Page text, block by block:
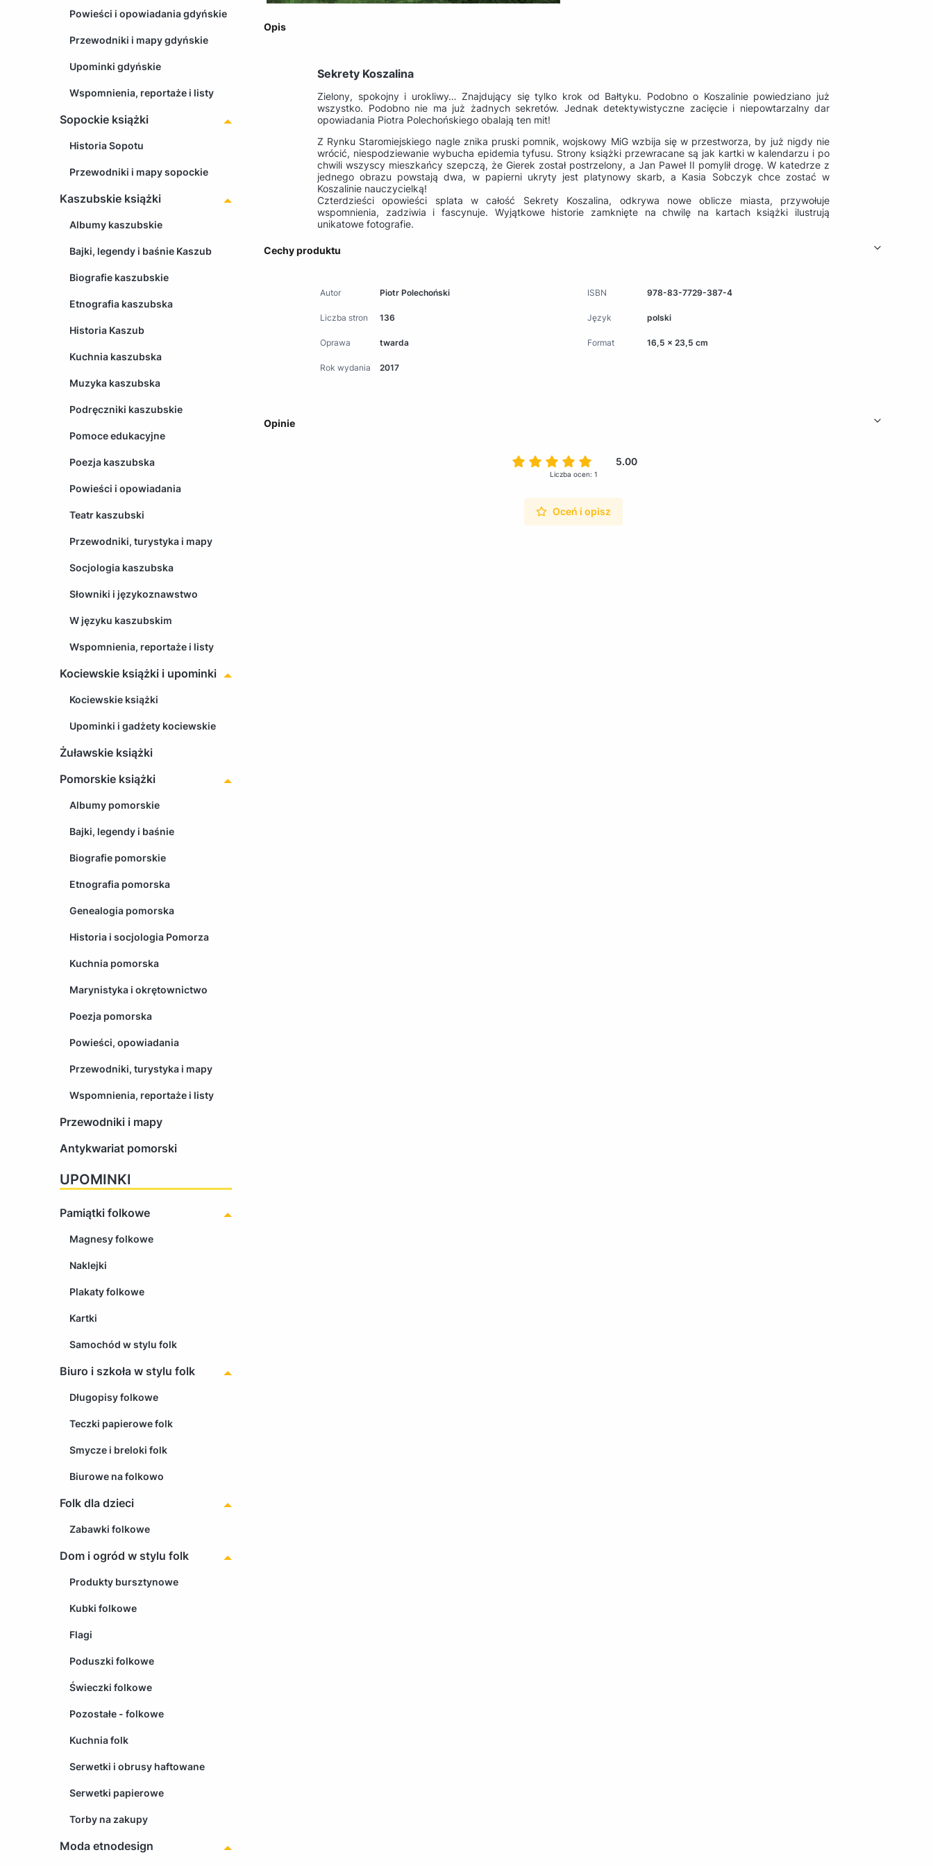
Powieści i opowiadania gdyńskie
Przewodniki i mapy gdyńskie
Upominki gdyńskie
Wspomnienia, reportaże i listy
Sopockie książki
Historia Sopotu
Przewodniki i mapy sopockie
Kaszubskie książki
Albumy kaszubskie
Bajki, legendy i baśnie Kaszub
Biografie kaszubskie
Etnografia kaszubska
Historia Kaszub
Kuchnia kaszubska
Muzyka kaszubska
Podręczniki kaszubskie
Pomoce edukacyjne
Poezja kaszubska
Powieści i opowiadania
Teatr kaszubski
Przewodniki, turystyka i mapy
Socjologia kaszubska
Słowniki i językoznawstwo
W języku kaszubskim
Wspomnienia, reportaże i listy
Kociewskie książki i upominki
Kociewskie książki
Upominki i gadżety kociewskie
Żuławskie książki
Pomorskie książki
Albumy pomorskie
Bajki, legendy i baśnie
Biografie pomorskie
Etnografia pomorska
Genealogia pomorska
Historia i socjologia Pomorza
Kuchnia pomorska
Marynistyka i okrętownictwo
Poezja pomorska
Powieści, opowiadania
Przewodniki, turystyka i mapy
Wspomnienia, reportaże i listy
Przewodniki i mapy
Antykwariat pomorski
UPOMINKI
Pamiątki folkowe
Magnesy folkowe
Naklejki
Plakaty folkowe
Kartki
Samochód w stylu folk
Biuro i szkoła w stylu folk
Długopisy folkowe
Teczki papierowe folk
Smycze i breloki folk
Biurowe na folkowo
Folk dla dzieci
Zabawki folkowe
Dom i ogród w stylu folk
Produkty bursztynowe
Kubki folkowe
Flagi
Poduszki folkowe
Świeczki folkowe
Pozostałe - folkowe
Kuchnia folk
Serwetki i obrusy haftowane
Serwetki papierowe
Torby na zakupy
Moda etnodesign
Opis
Sekrety Koszalina
Zielony, spokojny i urokliwy… Znajdujący się tylko krok od Bałtyku. Podobno o Koszalinie powiedziano już
wszystko. Podobno nie ma już żadnych sekretów. Jednak detektywistyczne zacięcie i niepowtarzalny dar
opowiadania Piotra Polechońskiego obalają ten mit!
Z Rynku Staromiejskiego nagle znika pruski pomnik, wojskowy MiG wzbija się w przestworza, by już nigdy nie
wrócić, niespodziewanie wybucha epidemia tyfusu. Strony książki przewracane są jak kartki w kalendarzu i po
chwili wszyscy mieszkańcy szepczą, że Gierek został postrzelony, a Jan Paweł II pomylił drogę. W katedrze z
jednego obrazu powstają dwa, w papierni ukryty jest platynowy skarb, a Kasia Sobczyk chce zostać w
Koszalinie nauczycielką!
Czterdzieści opowieści splata w całość Sekrety Koszalina, odkrywa nowe oblicze miasta, przywołuje
wspomnienia, zadziwia i fascynuje. Wyjątkowe historie zamknięte na chwilę na kartach książki ilustrują
unikatowe fotografie.
Cechy produktu
Autor Piotr Polechoński ISBN 978-83-7729-387-4
Liczba stron 136 Język polski
Oprawa twarda Format 16,5 x 23,5 cm
Rok wydania 2017
Opinie
5.00
Liczba ocen: 1
Oceń i opisz